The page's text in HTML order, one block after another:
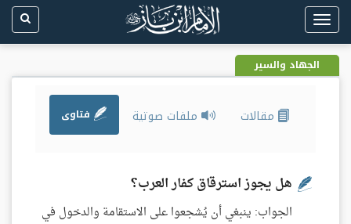
Toggle
navigation
الجهاد والسير
مقالات ملفات صوتية فتاوى
هل يجوز استرقاق كفار العرب؟
الجواب: ينبغي أن يُشجعوا على الاستقامة والدخول في